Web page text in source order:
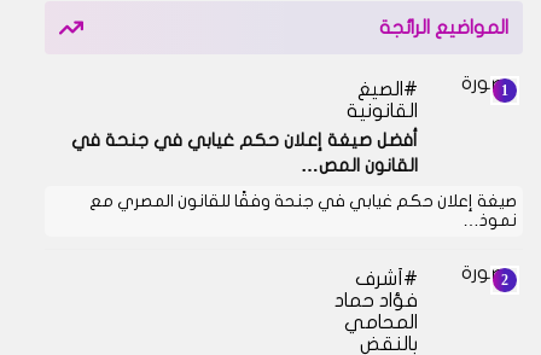
المواضيع الرائجة
الصيغ
القانونية
أفضل صيغة إعلان حكم غيابي في جنحة في
القانون المص…
صيغة إعلان حكم غيابي في جنحة وفقًا للقانون المصري مع
نموذ…
أشرف
فؤاد حماد
المحامي
بالنقض